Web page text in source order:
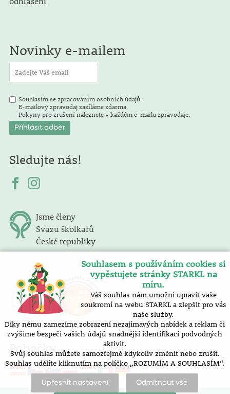
Novinky e-mailem
Souhlasím se zpracováním osobních údajů.
E-mailový zpravodaj zasíláme zdarma.
Pokyny pro zrušení naleznete v každém e-mailu zpravodaje.
Sledujte nás!
Jsme členy
Svazu školkařů
České republiky
Pobočky
Souhlasem s používáním cookies si
vypěstujete stránky STARKL na
míru.
Váš souhlas nám umožní upravit vaše
soukromí na webu STARKL a zlepšit pro vás
naše služby.
Díky němu zamezíme zobrazení nezajímavých nabídek a reklam či
zvýšíme bezpečí vašich údajů snadnější identifikací podvodných
aktivit.
Svůj souhlas můžete samozřejmě kdykoliv změnit nebo zrušit.
Souhlas udělíte kliknutím na políčko „ROZUMÍM A SOUHLASÍM“.
Upřesnit nastavení Odmítnout vše